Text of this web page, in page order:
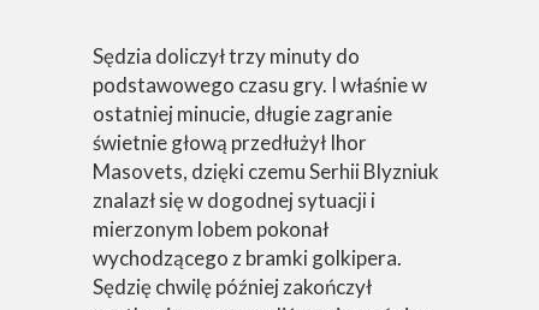
Sędzia doliczył trzy minuty do
podstawowego czasu gry. I właśnie w
ostatniej minucie, długie zagranie
świetnie głową przedłużył Ihor
Masovets, dzięki czemu Serhii Blyzniuk
znalazł się w dogodnej sytuacji i
mierzonym lobem pokonał
wychodzącego z bramki golkipera.
Sędzię chwilę później zakończył